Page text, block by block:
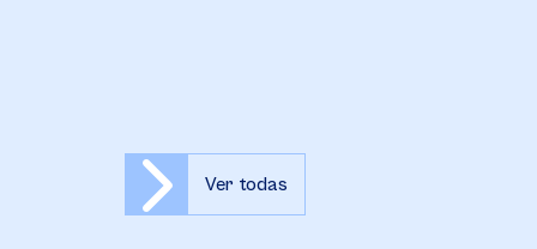
Ver todas